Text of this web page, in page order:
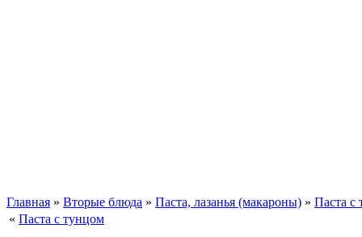
Главная » Вторые блюда » Паста, лазанья (макароны) » Паста с
« Паста с тунцом